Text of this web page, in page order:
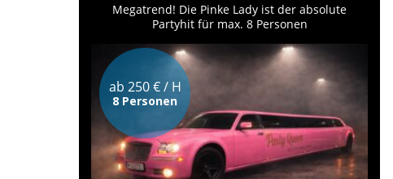
Megatrend! Die Pinke Lady ist der absolute
Partyhit für max. 8 Personen
ab 250 € / H
8 Personen